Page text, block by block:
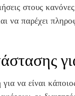
στους
να παρέχει
να είναι